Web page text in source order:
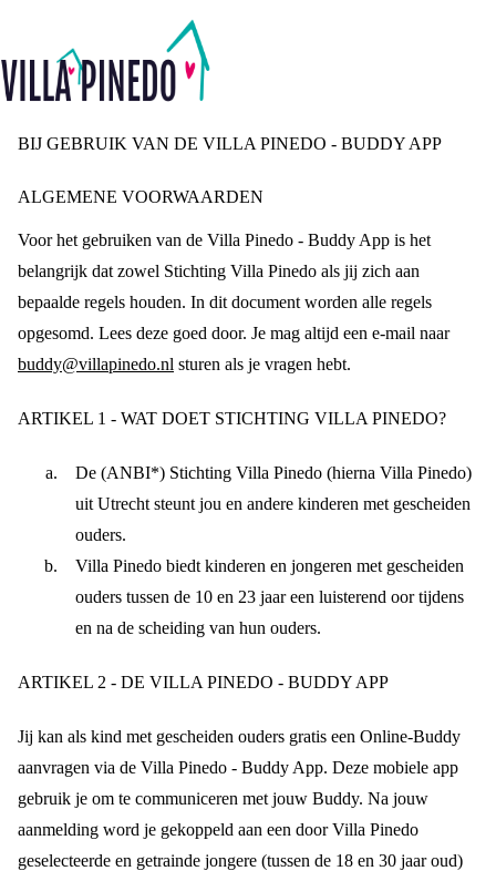
BIJ GEBRUIK VAN DE VILLA PINEDO - BUDDY APP
ALGEMENE VOORWAARDEN
Voor het gebruiken van de Villa Pinedo - Buddy App is het
belangrijk dat zowel Stichting Villa Pinedo als jij zich aan
bepaalde regels houden. In dit document worden alle regels
opgesomd. Lees deze goed door. Je mag altijd een e-mail naar
buddy@villapinedo.nl sturen als je vragen hebt.
ARTIKEL 1 - WAT DOET STICHTING VILLA PINEDO?
De (ANBI*) Stichting Villa Pinedo (hierna Villa Pinedo)
uit Utrecht steunt jou en andere kinderen met gescheiden
ouders.
Villa Pinedo biedt kinderen en jongeren met gescheiden
ouders tussen de 10 en 23 jaar een luisterend oor tijdens
en na de scheiding van hun ouders.
ARTIKEL 2 - DE VILLA PINEDO - BUDDY APP
Jij kan als kind met gescheiden ouders gratis een Online-Buddy
aanvragen via de Villa Pinedo - Buddy App. Deze mobiele app
gebruik je om te communiceren met jouw Buddy. Na jouw
aanmelding word je gekoppeld aan een door Villa Pinedo
geselecteerde en getrainde jongere (tussen de 18 en 30 jaar oud)